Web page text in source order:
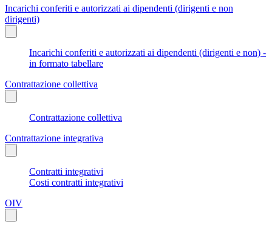
Incarichi conferiti e autorizzati ai dipendenti (dirigenti e non
dirigenti)
Incarichi conferiti e autorizzati ai dipendenti (dirigenti e non) -
in formato tabellare
Contrattazione collettiva
Contrattazione collettiva
Contrattazione integrativa
Contratti integrativi
Costi contratti integrativi
OIV